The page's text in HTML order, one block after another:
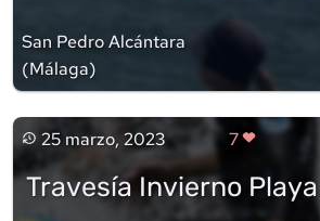
San Pedro Alcántara
(Málaga)
25 marzo, 2023 7
Travesía Invierno